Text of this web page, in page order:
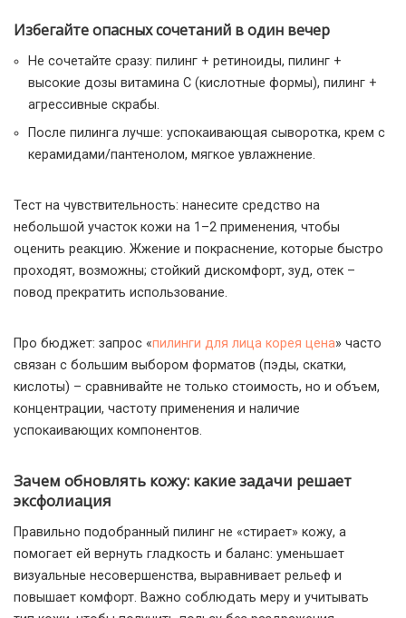
Избегайте опасных сочетаний в один вечер
Не сочетайте сразу: пилинг + ретиноиды, пилинг +
высокие дозы витамина C (кислотные формы), пилинг +
агрессивные скрабы.
После пилинга лучше: успокаивающая сыворотка, крем с
керамидами/пантенолом, мягкое увлажнение.
Тест на чувствительность: нанесите средство на
небольшой участок кожи на 1–2 применения, чтобы
оценить реакцию. Жжение и покраснение, которые быстро
проходят, возможны; стойкий дискомфорт, зуд, отек –
повод прекратить использование.
Про бюджет: запрос «пилинги для лица корея цена» часто
связан с большим выбором форматов (пэды, скатки,
кислоты) – сравнивайте не только стоимость, но и объем,
концентрации, частоту применения и наличие
успокаивающих компонентов.
Зачем обновлять кожу: какие задачи решает
эксфолиация
Правильно подобранный пилинг не «стирает» кожу, а
помогает ей вернуть гладкость и баланс: уменьшает
визуальные несовершенства, выравнивает рельеф и
повышает комфорт. Важно соблюдать меру и учитывать